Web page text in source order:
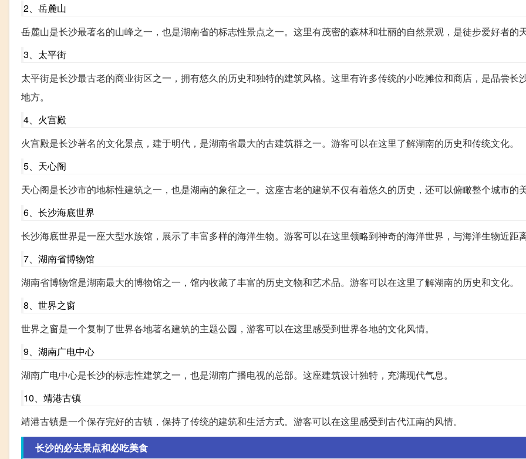
2、岳麓山
岳麓山是长沙最著名的山峰之一，也是湖南省的标志性景点之一。这里有茂密的森林和壮丽的自然景观，是徒步爱好者的天
3、太平街
太平街是长沙最古老的商业街区之一，拥有悠久的历史和独特的建筑风格。这里有许多传统的小吃摊位和商店，是品尝长
地方。
4、火宫殿
火宫殿是长沙著名的文化景点，建于明代，是湖南省最大的古建筑群之一。游客可以在这里了解湖南的历史和传统文化。
5、天心阁
天心阁是长沙市的地标性建筑之一，也是湖南的象征之一。这座古老的建筑不仅有着悠久的历史，还可以俯瞰整个城市的美
6、长沙海底世界
长沙海底世界是一座大型水族馆，展示了丰富多样的海洋生物。游客可以在这里领略到神奇的海洋世界，与海洋生物近距离
7、湖南省博物馆
湖南省博物馆是湖南最大的博物馆之一，馆内收藏了丰富的历史文物和艺术品。游客可以在这里了解湖南的历史和文化。
8、世界之窗
世界之窗是一个复制了世界各地著名建筑的主题公园，游客可以在这里感受到世界各地的文化风情。
9、湖南广电中心
湖南广电中心是长沙的标志性建筑之一，也是湖南广播电视的总部。这座建筑设计独特，充满现代气息。
10、靖港古镇
靖港古镇是一个保存完好的古镇，保持了传统的建筑和生活方式。游客可以在这里感受到古代江南的风情。
长沙的必去景点和必吃美食